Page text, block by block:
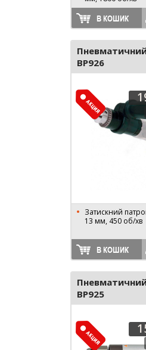
В КОШИК
BP926
Затискний
13 мм, 450 об/хв
В КОШИК
BP925